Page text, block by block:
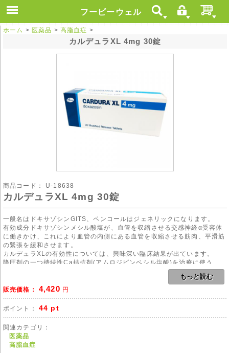
フービーウェル
ホーム > 医薬品 > 高脂血症 >
カルデュラXL 4mg 30錠
商品コード： U-18638
カルデュラXL 4mg 30錠
一般名はドキサゾシンGITS、ペンコールはジェネリックになります。
有効成分ドキサゾシンメシル酸塩が、血管を収縮させる交感神経α受容体
に働きかけ、これにより血管の内側にある血管を収縮させる筋肉、平滑筋
の緊張を緩和させます。
カルデュラXLの有効性については、興味深い臨床結果が出ています。
降圧剤の一つ持続性Ca拮抗剤(アムロジピンベシル塩酸)を治療に使う、
60歳以上の高齢者の高血圧及び糖尿病の患者約1万人に1年間、新たな治
驚くべきことに、カルデュラXL投与後、血圧が目標数値に達した患者は
約3割、血中脂質は中程度に収まり、副作用による投与中断はわずか7.5%
だったという結果が見られました。
また、排尿障害治療薬や、飲む育毛剤として知られる、5α還元酵素阻害薬
(フィナステリド)以上にLUTS(尿路改善効果)がみられる為に、排尿障害や
前立腺肥大の治療とQOLの改善に早くから欧米で処方されてきました。
元々は、降圧作用が優れているお薬ですので、本態性高血圧症、褐色細胞
腫高血圧症の治療に処方されるお薬です。
もっと読む
販売価格： 4,420 円
ポイント： 44 pt
関連カテゴリ：
医薬品
高脂血症